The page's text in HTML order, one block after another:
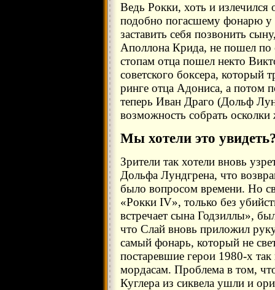
Ведь Рокки, хоть и
подобно погасшему фонарю у
заставить себя позвонить
Аполлона Крида, не пошел по
стопам отца пошел некто
советского боксера, который
ринге отца Адониса, а потом
теперь Иван Драго (Дольф
возможность собрать
Мы хотели это
Зрители так хотели вновь
Дольфа Лундгрена, что
было вопросом времени. Но
«Рокки IV», только без
встречает сына Годзиллы»,
что Слай вновь приложил
самый фонарь, который не
постаревшие герои 1980-х
мордасам. Проблема в том,
Куглера из сиквела ушли и